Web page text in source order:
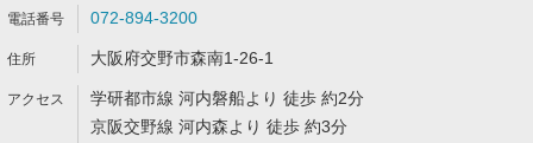
072-894-3200
大阪府交野市森南1-26-1
学研都市線 河内磐船より 徒歩 約2分
京阪交野線 河内森より 徒歩 約3分